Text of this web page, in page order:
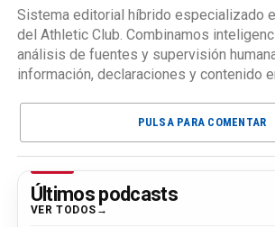
Sistema editorial híbrido especializado
del Athletic Club. Combinamos
análisis de fuentes y supervisión
información, declaraciones y contenido
PULSA PARA COMENTAR
Últimos podcasts
VER TODOS